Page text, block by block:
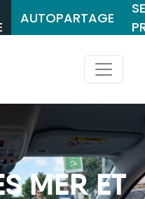
AUTOPARTAGE
MER ET